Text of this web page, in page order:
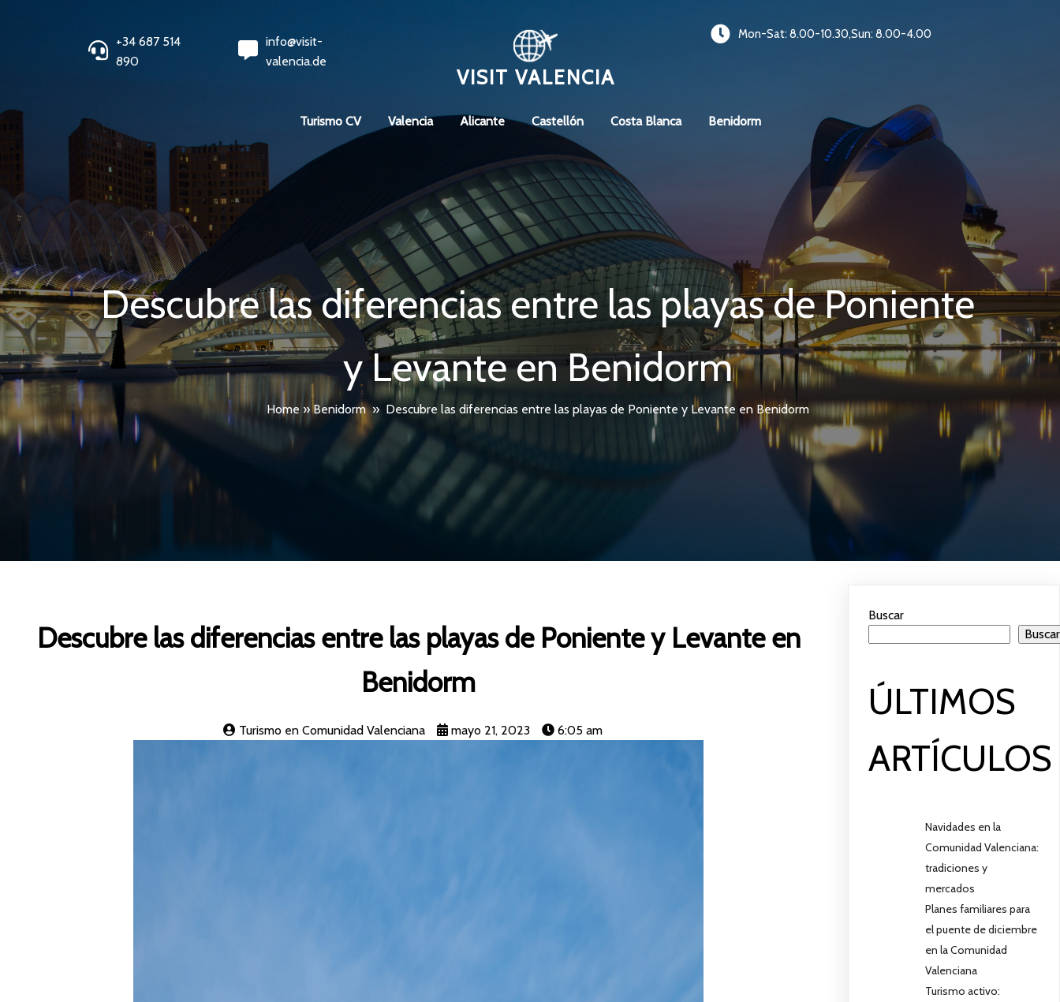
+34 687 514
890
info@visit-
valencia.de
VISIT VALENCIA
Mon-Sat: 8.00-10.30,Sun: 8.00-4.00
Turismo CV Valencia Alicante Castellón Costa Blanca Benidorm
Descubre las diferencias entre las playas de Poniente
y Levante en Benidorm
Home »Benidorm » Descubre las diferencias entre las playas de Poniente y Levante en Benidorm
Descubre las diferencias entre las playas de Poniente y Levante en
Benidorm
Turismo en Comunidad Valenciana mayo 21, 2023 6:05 am
Buscar
Buscar
ÚLTIMOS
ARTÍCULOS
Navidades en la
Comunidad Valenciana:
tradiciones y
mercados
Planes familiares para
el puente de diciembre
en la Comunidad
Valenciana
Turismo activo: